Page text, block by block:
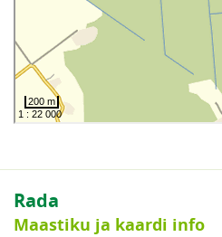
Rada
Maastiku ja kaardi info